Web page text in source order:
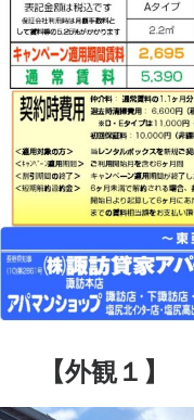
【外観１】